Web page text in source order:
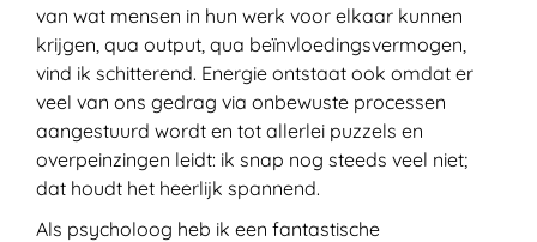
van wat mensen in hun werk voor elkaar kunnen
krijgen, qua output, qua beïnvloedingsvermogen,
vind ik schitterend. Energie ontstaat ook omdat er
veel van ons gedrag via onbewuste processen
aangestuurd wordt en tot allerlei puzzels en
overpeinzingen leidt: ik snap nog steeds veel niet;
dat houdt het heerlijk spannend.
Als psycholoog heb ik een fantastische